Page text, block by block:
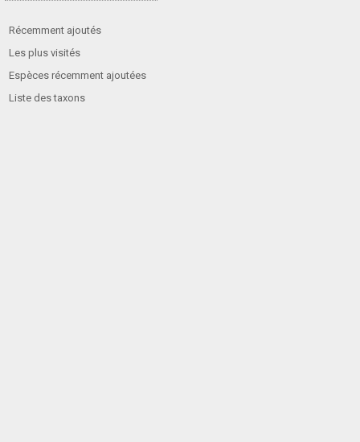
Récemment ajoutés
Les plus visités
Espèces récemment ajoutées
Liste des taxons